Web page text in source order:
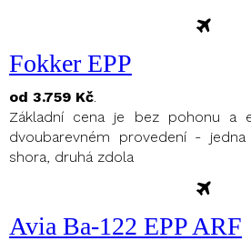
Fokker EPP
od 3.759 Kč.
Základní cena je bez pohonu a
dvoubarevném provedení -
shora, druhá zdola
Avia Ba-122 EPP ARF